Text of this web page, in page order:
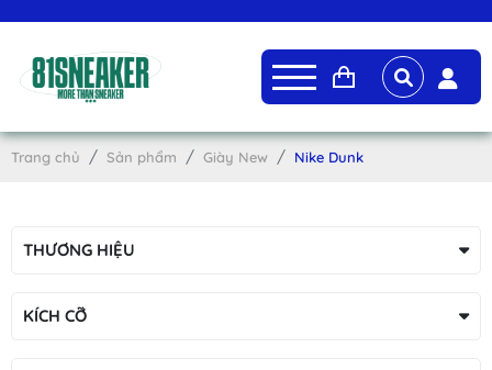
Trang chủ Sản phẩm Giày New Nike Dunk
THƯƠNG HIỆU
KÍCH CỠ